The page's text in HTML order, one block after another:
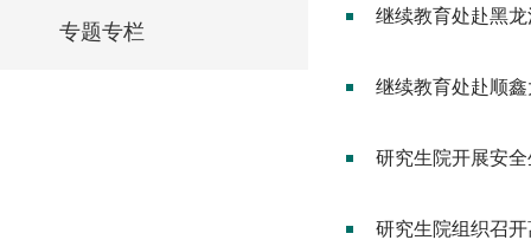
专题专栏
继续教育处赴黑
继续教育处赴顺
研究生院开展安
研究生院组织召